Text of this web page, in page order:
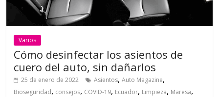
Varios
Cómo desinfectar los asientos de
cuero del auto, sin dañarlos
25 de enero de 2022 Asientos,Auto Magazine,
Bioseguridad, consejos, COVID-19, Ecuador, Limpieza, Maresa,